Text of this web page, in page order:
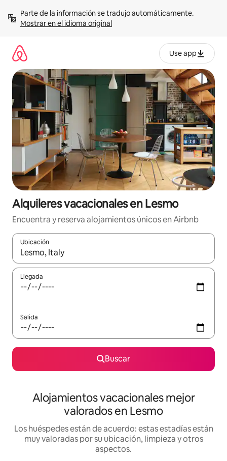
contenidoMostrar en el idioma original
Use app
Alquileres vacacionales en Lesmo
Encuentra y reserva alojamientos únicos en Airbnb
Ubicación
Cuando los resultados estén disponibles, navega con las
Llegada
Salida
Buscar
Alojamientos vacacionales mejor
valorados en Lesmo
Los huéspedes están de acuerdo: estas estadías están
muy valoradas por su ubicación, limpieza y otros
aspectos.